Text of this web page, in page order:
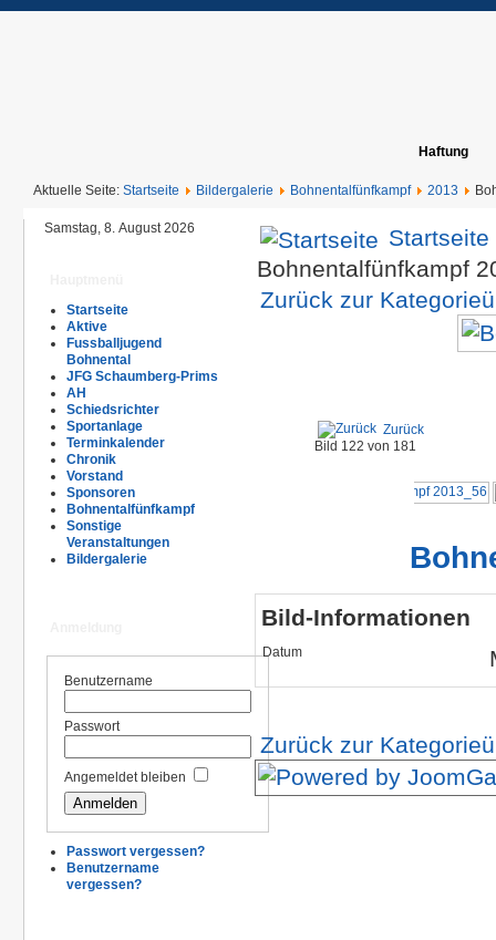
Haftung
Aktuelle Seite: Startseite Bildergalerie Bohnentalfünfkampf 2013
Samstag, 8. August 2026
Startseite
Aktive
Fussballjugend
Bohnental
JFG Schaumberg-Prims
AH
Schiedsrichter
Sportanlage
Terminkalender
Chronik
Vorstand
Sponsoren
Bohnentalfünfkampf
Sonstige
Veranstaltungen
Bildergalerie
Benutzername
Passwort
Angemeldet bleiben
Passwort vergessen?
Benutzername
vergessen?
Startseite
Bohnentalfünfkampf
Zurück zur
Zurück
Bild 122 von 181
Bild-Informationen
Datum
Zurück zur